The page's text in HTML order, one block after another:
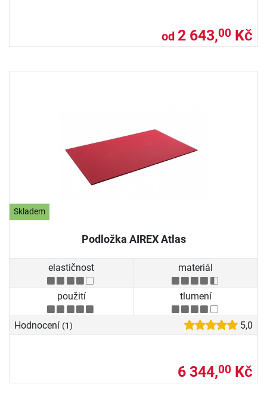
od 2 643,00 Kč
Skladem
Podložka AIREX Atlas
elastičnost materiál
použití tlumení
Hodnocení (1) 5,0
6 344,00 Kč